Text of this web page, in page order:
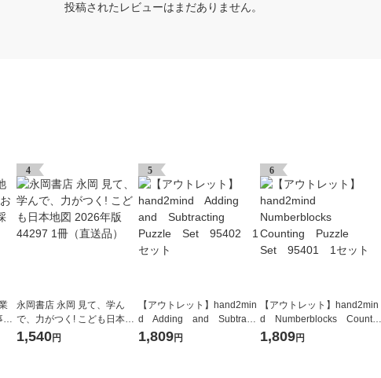
投稿されたレビューはまだありません。
4
永岡書店 永岡 見て、学ん
で、力がつく! こども日本地
図 2026年版 44297 1冊（直
1,540円
5
【アウトレット】hand2min
d Adding and Subtracti
ng Puzzle Set 95402
1,809円
6
【アウトレット】hand2min
d Numberblocks Countin
g Puzzle Set 95401 1
1,809円